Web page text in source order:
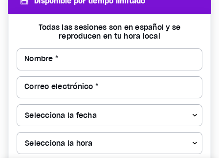
Todas las sesiones son en español y se
reproducen en tu hora local
Nombre *
Correo electrónico *